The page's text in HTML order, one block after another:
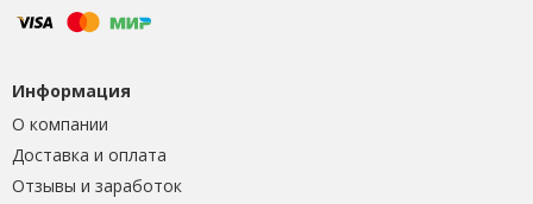
Информация
О компании
Доставка и оплата
Отзывы и заработок